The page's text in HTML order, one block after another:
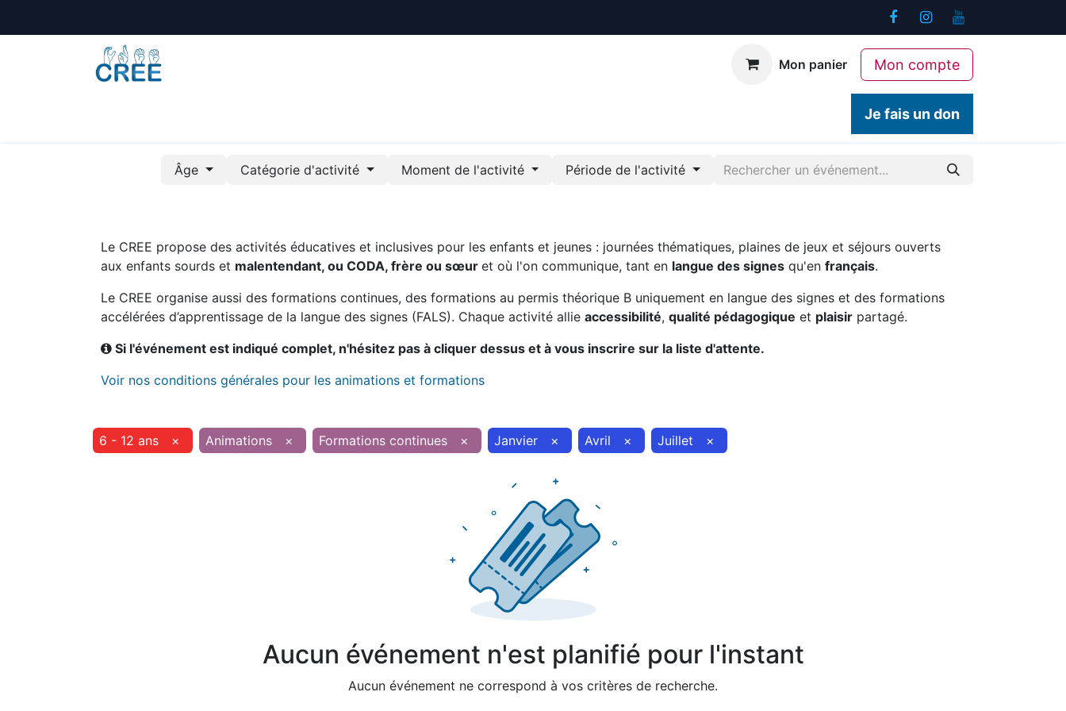
Mon panier Mon compte
Je fais un don
Âge Catégorie d'activité Moment de l'activité Période de l'activité
Le CREE propose des activités éducatives et inclusives pour les enfants et jeunes : journées thématiques, plaines de jeux et séjours ouverts
aux enfants sourds et malentendant, ou CODA, frère ou sœur et où l'on communique, tant en langue des signes qu'en français.
Le CREE organise aussi des formations continues, des formations au permis théorique B uniquement en langue des signes et des formations
accélérées d’apprentissage de la langue des signes (FALS). Chaque activité allie accessibilité, qualité pédagogique et plaisir partagé.
Si l'événement est indiqué complet, n'hésitez pas à cliquer dessus et à vous inscrire sur la liste d'attente.
Voir nos conditions générales pour les animations et formations
6 - 12 ans × Animations × Formations continues × Janvier × Avril × Juillet ×
Aucun événement n'est planifié pour l'instant
Aucun événement ne correspond à vos critères de recherche.